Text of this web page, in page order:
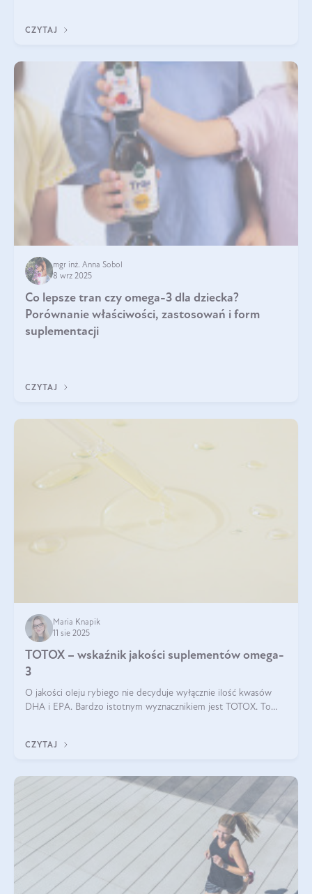
bardziej biodostępny
CZYTAJ
mgr inż. Anna Sobol
8 wrz 2025
Co lepsze tran czy omega-3 dla dziecka?
Porównanie właściwości, zastosowań i form
suplementacji
CZYTAJ
Maria Knapik
11 sie 2025
TOTOX – wskaźnik jakości suplementów omega-
3
O jakości oleju rybiego nie decyduje wyłącznie ilość kwasów
DHA i EPA. Bardzo istotnym wyznacznikiem jest TOTOX. To
CZYTAJ